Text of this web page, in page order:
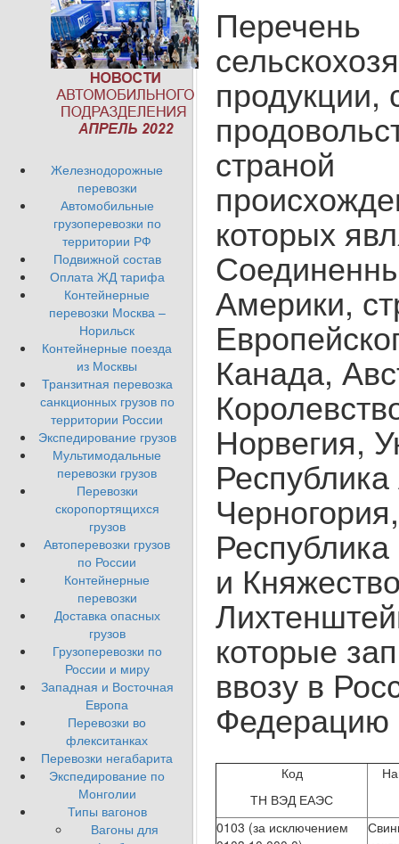
Железнодорожные
перевозки
Автомобильные
грузоперевозки по
территории РФ
Подвижной состав
Оплата ЖД тарифа
Контейнерные
перевозки Москва –
Норильск
Контейнерные поезда
из Москвы
Транзитная перевозка
санкционных грузов по
территории России
Экспедирование грузов
Мультимодальные
перевозки грузов
Перевозки
скоропортящихся
грузов
Автоперевозки грузов
по России
Контейнерные
перевозки
Доставка опасных
грузов
Грузоперевозки по
России и миру
Западная и Восточная
Европа
Перевозки во
флекситанках
Перевозки негабарита
Экспедирование по
Монголии
Типы вагонов
Вагоны для
Перечень
продукции,
страной
которых
Америки,
Канада,
Норвегия,
Черногория,
и
которые
ввозу в
Федерацию
Код
ТН ВЭД ЕАЭС
0103 (за исключением